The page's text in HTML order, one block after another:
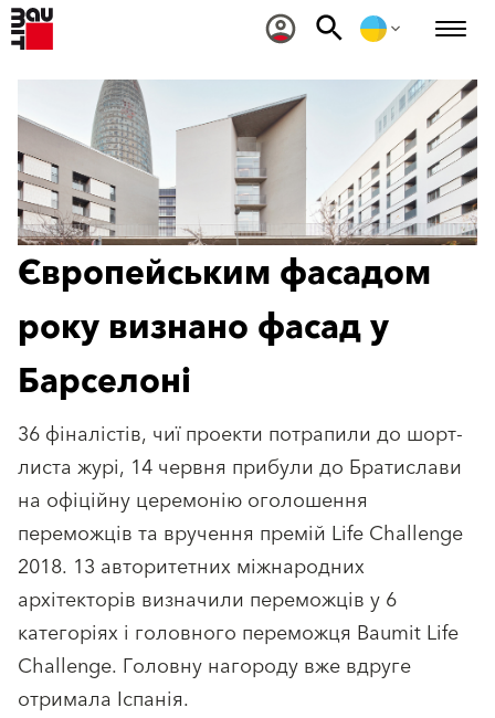
Європейським фасадом
року визнано фасад у
Барселоні
36 фіналістів, чиї проекти потрапили до шорт-
листа журі, 14 червня прибули до Братислави
на офіційну церемонію оголошення
переможців та вручення премій Life Challenge
2018. 13 авторитетних міжнародних
архітекторів визначили переможців у 6
категоріях і головного переможця Baumit Life
Challenge. Головну нагороду вже вдруге
отримала Іспанія.